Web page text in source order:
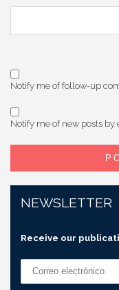
Notify me of follow-up
Notify me of new posts by
NEWSLETTER
Receive our